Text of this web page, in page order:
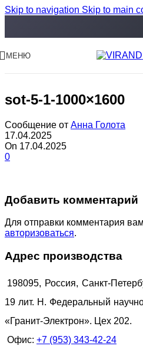
Skip to navigation Skip to main
МЕНЮ
sot-5-1-1000×1600
Сообщение от Анна Голота
17.04.2025
On 17.04.2025
0
Добавить комментарий
Для отправки комментария
авторизоваться.
Адрес производства
198095, Россия, Санкт-
19 лит. Н. Федеральный
«Гранит-Электрон». Цех 202.
Офис: +7 (953) 343-42-24